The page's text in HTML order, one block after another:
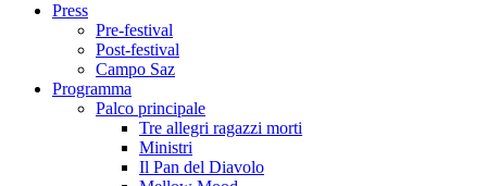
Press
Pre-festival
Post-festival
Campo Saz
Programma
Palco principale
Tre allegri ragazzi morti
Ministri
Il Pan del Diavolo